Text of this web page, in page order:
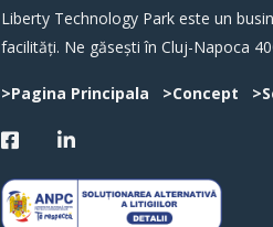
Liberty Technology Park este un
facilități. Ne găsești în Cluj-Napoca
>Pagina Principala >Concept